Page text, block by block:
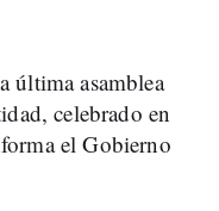
última asamblea
celebrado en
el Gobierno